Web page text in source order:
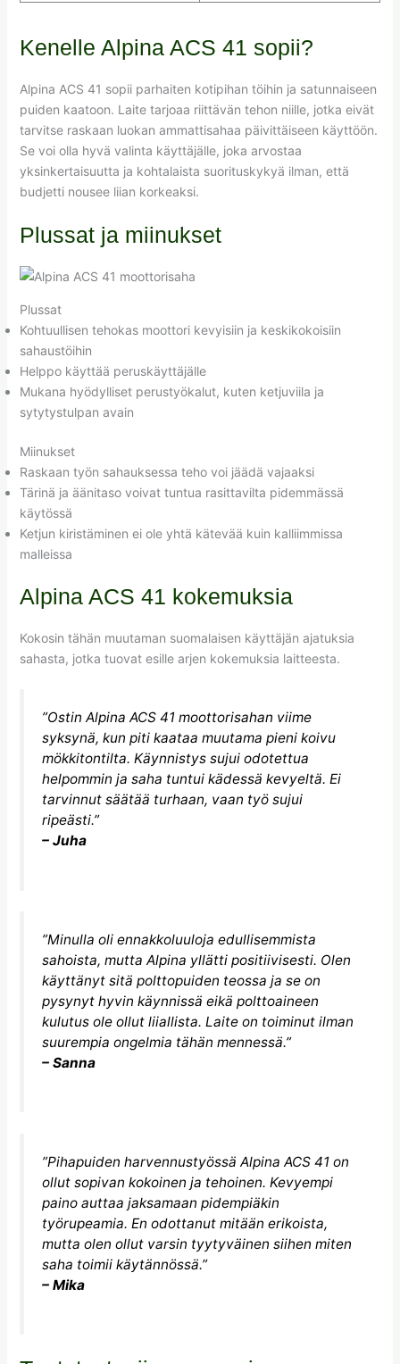
Kenelle Alpina ACS 41 sopii?
Alpina ACS 41 sopii parhaiten kotipihan töihin ja satunnaiseen
puiden kaatoon. Laite tarjoaa riittävän tehon niille, jotka eivät
tarvitse raskaan luokan ammattisahaa päivittäiseen käyttöön.
Se voi olla hyvä valinta käyttäjälle, joka arvostaa
yksinkertaisuutta ja kohtalaista suorituskykyä ilman, että
budjetti nousee liian korkeaksi.
Plussat ja miinukset
Plussat
Kohtuullisen tehokas moottori kevyisiin ja keskikokoisiin
sahaustöihin
Helppo käyttää peruskäyttäjälle
Mukana hyödylliset perustyökalut, kuten ketjuviila ja
sytytystulpan avain
Miinukset
Raskaan työn sahauksessa teho voi jäädä vajaaksi
Tärinä ja äänitaso voivat tuntua rasittavilta pidemmässä
käytössä
Ketjun kiristäminen ei ole yhtä kätevää kuin kalliimmissa
malleissa
Alpina ACS 41 kokemuksia
Kokosin tähän muutaman suomalaisen käyttäjän ajatuksia
sahasta, jotka tuovat esille arjen kokemuksia laitteesta.
”Ostin Alpina ACS 41 moottorisahan viime
syksynä, kun piti kaataa muutama pieni koivu
mökkitontilta. Käynnistys sujui odotettua
helpommin ja saha tuntui kädessä kevyeltä. Ei
tarvinnut säätää turhaan, vaan työ sujui
ripeästi.”
– Juha
”Minulla oli ennakkoluuloja edullisemmista
sahoista, mutta Alpina yllätti positiivisesti. Olen
käyttänyt sitä polttopuiden teossa ja se on
pysynyt hyvin käynnissä eikä polttoaineen
kulutus ole ollut liiallista. Laite on toiminut ilman
suurempia ongelmia tähän mennessä.”
– Sanna
”Pihapuiden harvennustyössä Alpina ACS 41 on
ollut sopivan kokoinen ja tehoinen. Kevyempi
paino auttaa jaksamaan pidempiäkin
työrupeamia. En odottanut mitään erikoista,
mutta olen ollut varsin tyytyväinen siihen miten
saha toimii käytännössä.”
– Mika